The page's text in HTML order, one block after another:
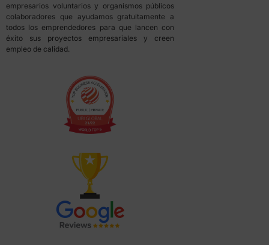
empresarios voluntarios y organismos públicos
colaboradores que ayudamos gratuitamente a
todos los emprendedores para que lancen con
éxito sus proyectos empresariales y creen
empleo de calidad.